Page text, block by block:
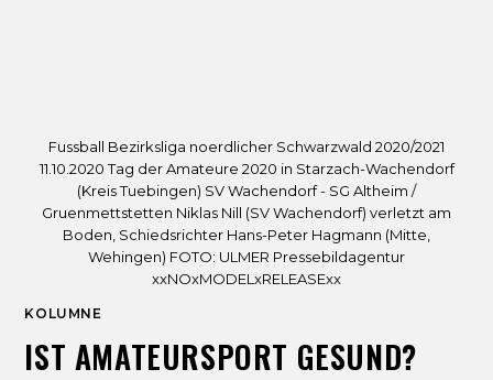
Fussball Bezirksliga noerdlicher Schwarzwald 2020/2021
11.10.2020 Tag der Amateure 2020 in Starzach-Wachendorf
(Kreis Tuebingen) SV Wachendorf - SG Altheim /
Gruenmettstetten Niklas Nill (SV Wachendorf) verletzt am
Boden, Schiedsrichter Hans-Peter Hagmann (Mitte,
Wehingen) FOTO: ULMER Pressebildagentur
xxNOxMODELxRELEASExx
KOLUMNE
IST AMATEURSPORT GESUND?